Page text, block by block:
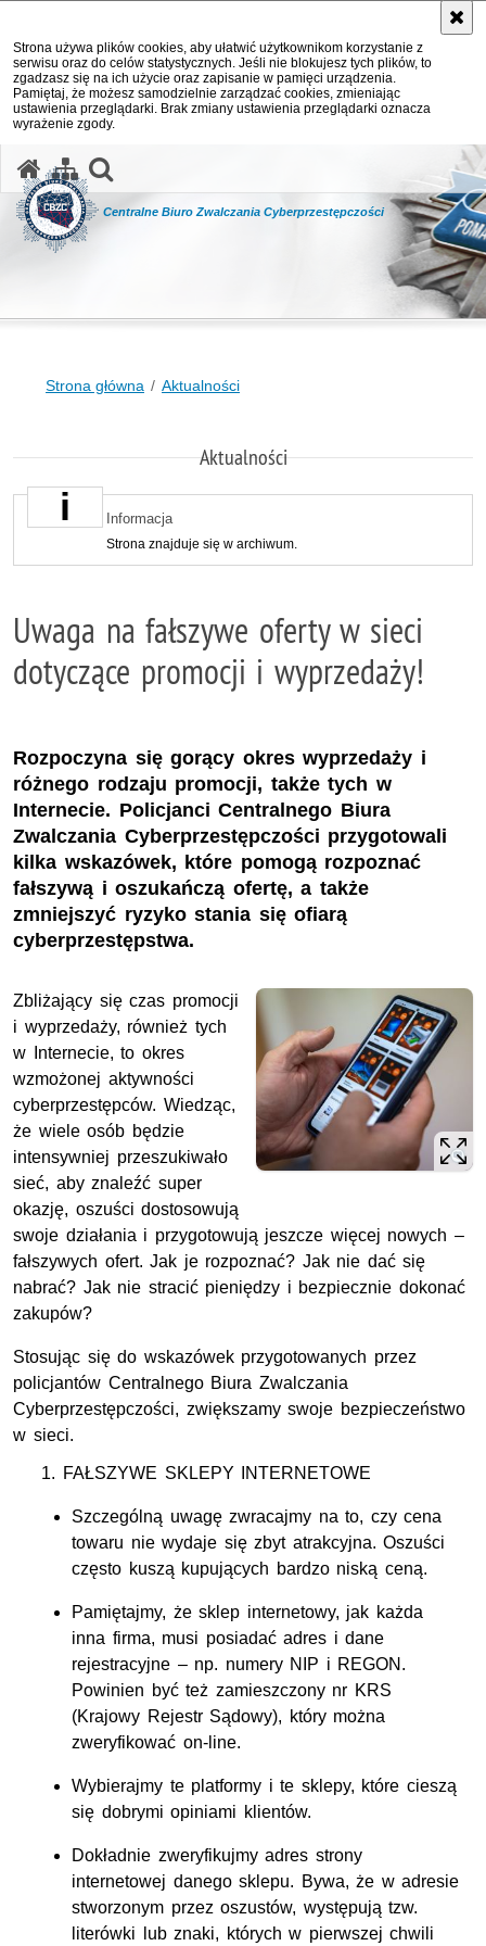
Strona używa plików cookies, aby ułatwić użytkownikom korzystanie z
serwisu oraz do celów statystycznych. Jeśli nie blokujesz tych plików, to
zgadzasz się na ich użycie oraz zapisanie w pamięci urządzenia.
Pamiętaj, że możesz samodzielnie zarządzać cookies, zmieniając
ustawienia przeglądarki. Brak zmiany ustawienia przeglądarki oznacza
wyrażenie zgody.
Centralne Biuro Zwalczania Cyberprzestępczości
Strona główna Aktualności
Aktualności
Informacja
Strona znajduje się w archiwum.
Uwaga na fałszywe oferty w sieci
dotyczące promocji i wyprzedaży!
Rozpoczyna się gorący okres wyprzedaży i
różnego rodzaju promocji, także tych w
Internecie. Policjanci Centralnego Biura
Zwalczania Cyberprzestępczości przygotowali
kilka wskazówek, które pomogą rozpoznać
fałszywą i oszukańczą ofertę, a także
zmniejszyć ryzyko stania się ofiarą
cyberprzestępstwa.
Zbliżający się czas promocji
i wyprzedaży, również tych
w Internecie, to okres
wzmożonej aktywności
cyberprzestępców. Wiedząc,
że wiele osób będzie
intensywniej przeszukiwało
sieć, aby znaleźć super
okazję, oszuści dostosowują
swoje działania i przygotowują jeszcze więcej nowych –
fałszywych ofert. Jak je rozpoznać? Jak nie dać się
nabrać? Jak nie stracić pieniędzy i bezpiecznie dokonać
zakupów?
Stosując się do wskazówek przygotowanych przez
policjantów Centralnego Biura Zwalczania
Cyberprzestępczości, zwiększamy swoje bezpieczeństwo
w sieci.
FAŁSZYWE SKLEPY INTERNETOWE
Szczególną uwagę zwracajmy na to, czy cena
towaru nie wydaje się zbyt atrakcyjna. Oszuści
często kuszą kupujących bardzo niską ceną.
Pamiętajmy, że sklep internetowy, jak każda
inna firma, musi posiadać adres i dane
rejestracyjne – np. numery NIP i REGON.
Powinien być też zamieszczony nr KRS
(Krajowy Rejestr Sądowy), który można
zweryfikować on-line.
Wybierajmy te platformy i te sklepy, które cieszą
się dobrymi opiniami klientów.
Dokładnie zweryfikujmy adres strony
internetowej danego sklepu. Bywa, że w adresie
stworzonym przez oszustów, występują tzw.
literówki lub znaki, których w pierwszej chwili